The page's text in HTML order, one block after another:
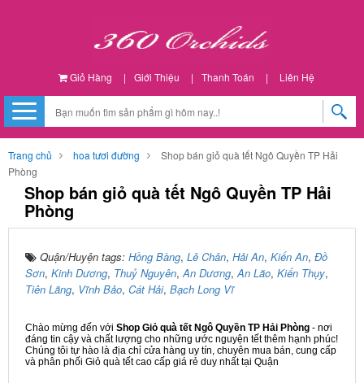
Giỏ Hàng | Giới Thiệu | Thanh Toán | Liên Hệ
Trang chủ hoa tươi đường
Shop bán giỏ quà tết Ngô Quyền TP Hải
Phòng
Shop bán giỏ quà tết Ngô Quyền TP Hải
Phòng
Quận/Huyện tags: Hồng Bàng, Lê Chân, Hải An, Kiến An, Đồ
Sơn, Kinh Dương, Thuỷ Nguyên,An Dương,An Lão, Kiến Thụy,
Tiên Lãng, Vĩnh Bảo, Cát Hải, Bạch Long Vĩ
Chào mừng đến với Shop Giỏ quà tết Ngô Quyền TP Hải Phòng - nơi
đáng tin cậy và chất lượng cho những ước nguyện tết thêm hạnh phúc!
Chúng tôi tự hào là địa chỉ cửa hàng uy tín, chuyên mua bán, cung cấp
và phân phối Giỏ quà tết cao cấp giá rẻ duy nhất tại Quận